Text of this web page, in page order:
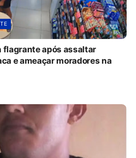
flagrante após assaltar
e ameaçar moradores na